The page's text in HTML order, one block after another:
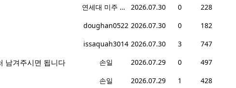
연세대 미주 총동문회 2026.07.30 0
228
doughan0522 2026.07.30 0
182
issaquah3014 2026.07.30 3
747
남겨주시면 됩니다 손일 2026.07.29 0
497
손일 2026.07.29 1 428